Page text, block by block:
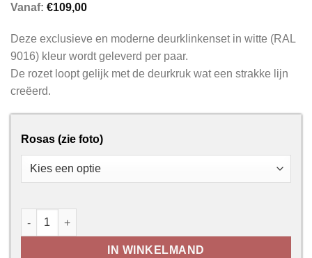
Vanaf: €109,00
Deze exclusieve en moderne deurklinkenset in witte (RAL
9016) kleur wordt geleverd per paar.
De rozet loopt gelijk met de deurkruk wat een strakke lijn
creëerd.
Rosas (zie foto)
Seliz Wit R+E aantal
IN WINKELMAND